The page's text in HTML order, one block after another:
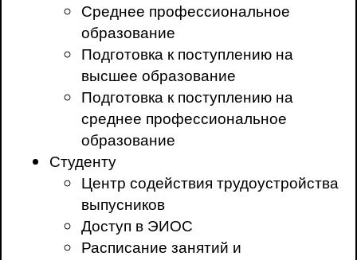
Среднее профессиональное
образование
Подготовка к поступлению на
высшее образование
Подготовка к поступлению на
среднее профессиональное
образование
Студенту
Центр содействия трудоустройства
выпусников
Доступ в ЭИОС
Расписание занятий и